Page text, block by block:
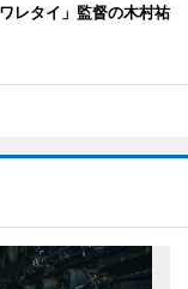
レタイ」監督の木村祐